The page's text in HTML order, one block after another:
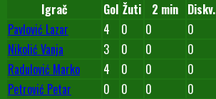
Igrač Gol Žuti 2 min Diskv.
Pavlović Lazar
4 0 0
0
Nikolić Vanja
3 0 0
0
Radulović Marko
4 0 0
0
Petrović Petar
0 0 0
0